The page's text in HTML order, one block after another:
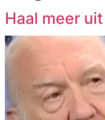
Haal meer